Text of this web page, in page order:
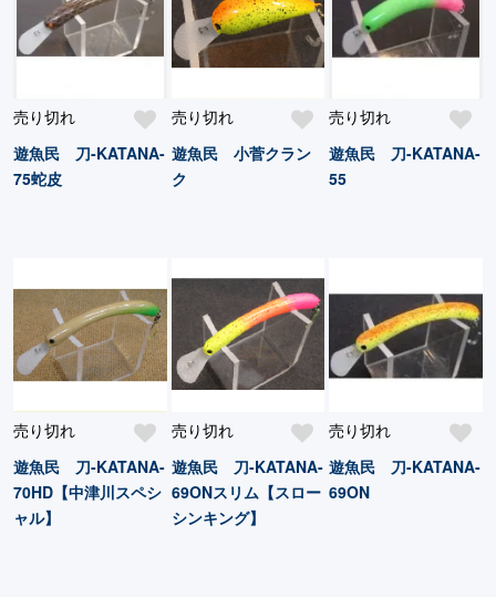
売り切れ
遊魚民 刀-KATANA-
75蛇皮
売り切れ
遊魚民 小菅クラン
ク
売り切れ
遊魚民 刀-KATANA-
55
売り切れ
遊魚民 刀-KATANA-
70HD【中津川スペシ
ャル】
売り切れ
遊魚民 刀-KATANA-
69ONスリム【スロー
シンキング】
売り切れ
遊魚民 刀-KATANA-
69ON